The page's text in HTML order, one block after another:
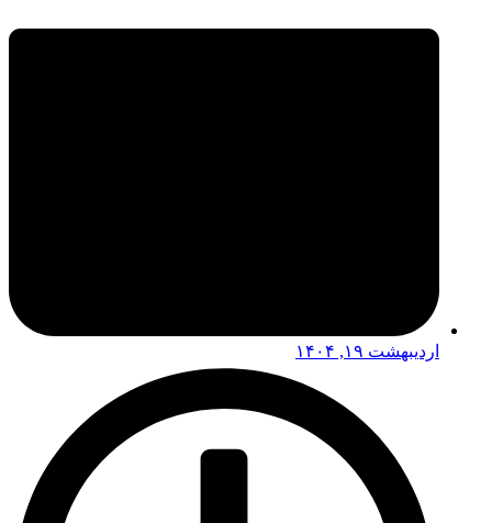
اردیبهشت ۱۹, ۱۴۰۴